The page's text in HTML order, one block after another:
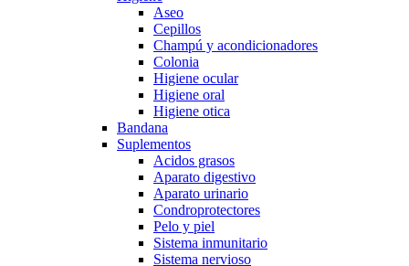
Aseo
Cepillos
Champú y acondicionadores
Colonia
Higiene ocular
Higiene oral
Higiene otica
Bandana
Suplementos
Acidos grasos
Aparato digestivo
Aparato urinario
Condroprotectores
Pelo y piel
Sistema inmunitario
Sistema nervioso